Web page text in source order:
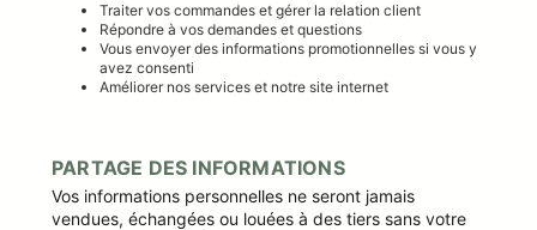
Traiter vos commandes et gérer la relation client
Répondre à vos demandes et questions
Vous envoyer des informations promotionnelles si vous y
avez consenti
Améliorer nos services et notre site internet
PARTAGE DES INFORMATIONS
Vos informations personnelles ne seront jamais
vendues, échangées ou louées à des tiers sans votre